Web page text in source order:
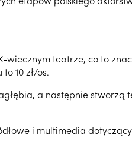
teatrze, co to
10 zł/os.
a następnie stworzą
i multimedia